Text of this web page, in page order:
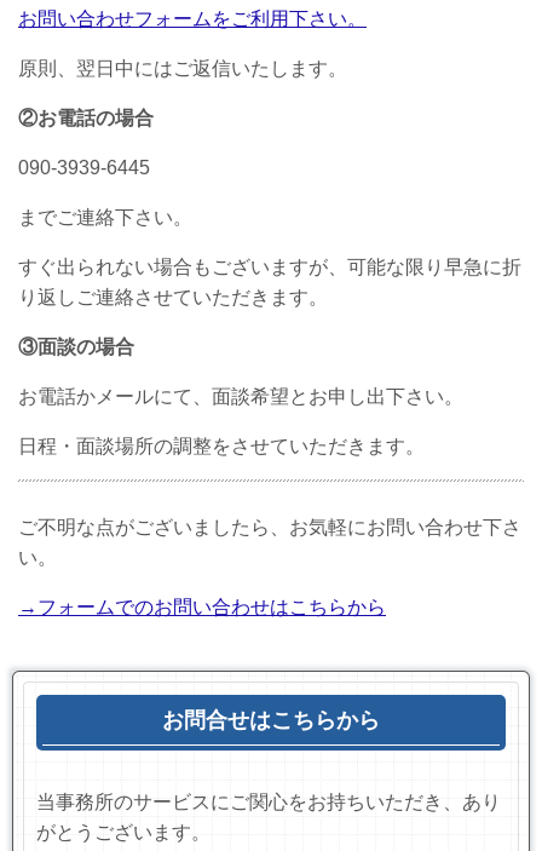
お問い合わせフォームをご利用下さい。
原則、翌日中にはご返信いたします。
②お電話の場合
090-3939-6445
までご連絡下さい。
すぐ出られない場合もございますが、可能な限り早急に折
り返しご連絡させていただきます。
③面談の場合
お電話かメールにて、面談希望とお申し出下さい。
日程・面談場所の調整をさせていただきます。
ご不明な点がございましたら、お気軽にお問い合わせ下さ
い。
→フォームでのお問い合わせはこちらから
お問合せはこちらから
当事務所のサービスにご関心をお持ちいただき、あり
がとうございます。